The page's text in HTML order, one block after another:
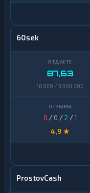
60sek
87,63
10 000 / 3 000 000
0 / 0 / 2 /1
4,9 ★
ProstovCash